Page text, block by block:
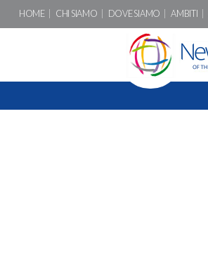
HOME CHI SIAMO DOVE SIAMO AMBITI